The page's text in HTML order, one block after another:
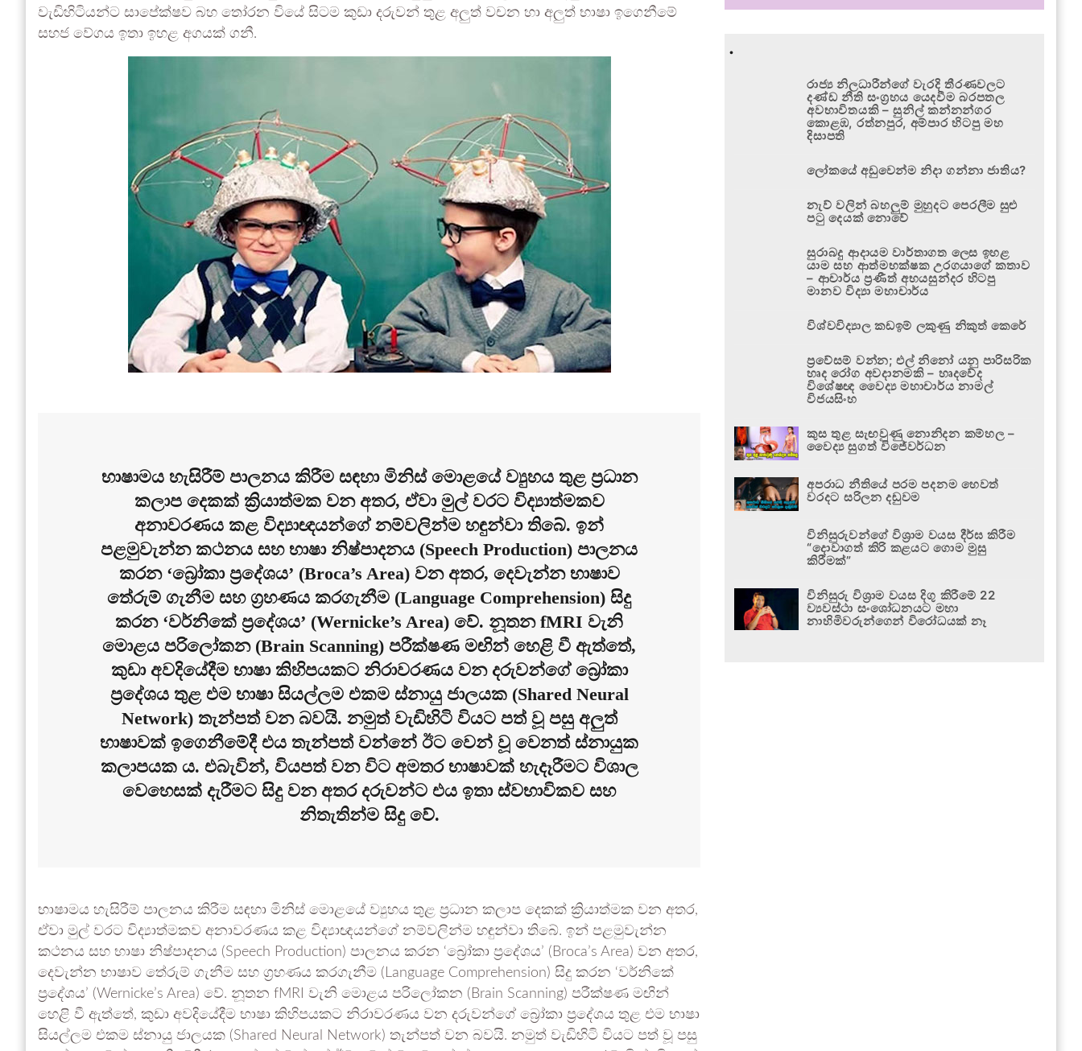
වැඩිහිටියන්ට සාපේක්ෂව බහ තෝරන වියේ සිටම කුඩා දරුවන් තුළ අලුත් වචන හා අලුත් භාෂා ඉගෙනීමේ
සහජ වේගය ඉතා ඉහළ අගයක් ගනී.
භාෂාමය හැසිරීම් පාලනය කිරීම සඳහා මිනිස් මොළයේ ව්‍යුහය තුළ ප්‍රධාන
කලාප දෙකක් ක්‍රියාත්මක වන අතර, ඒවා මුල් වරට විද්‍යාත්මකව
අනාවරණය කළ විද්‍යාඥයන්ගේ නම්වලින්ම හඳුන්වා තිබේ. ඉන්
පළමුවැන්න කථනය සහ භාෂා නිෂ්පාදනය (Speech Production) පාලනය
කරන ‘බ්‍රෝකා ප්‍රදේශය’ (Broca’s Area) වන අතර, දෙවැන්න භාෂාව
තේරුම් ගැනීම සහ ග්‍රහණය කරගැනීම (Language Comprehension) සිදු
කරන ‘වර්නිකේ ප්‍රදේශය’ (Wernicke’s Area) වේ. නූතන fMRI වැනි
මොළය පරිලෝකන (Brain Scanning) පරීක්ෂණ මඟින් හෙළි වී ඇත්තේ,
කුඩා අවදියේදීම භාෂා කිහිපයකට නිරාවරණය වන දරුවන්ගේ බ්‍රෝකා
ප්‍රදේශය තුළ එම භාෂා සියල්ලම එකම ස්නායු ජාලයක (Shared Neural
Network) තැන්පත් වන බවයි. නමුත් වැඩිහිටි වියට පත් වූ පසු අලුත්
භාෂාවක් ඉගෙනීමේදී එය තැන්පත් වන්නේ ඊට වෙන් වූ වෙනත් ස්නායුක
කලාපයක ය. එබැවින්, වියපත් වන විට අමතර භාෂාවක් හැදෑරීමට විශාල
වෙහෙසක් දැරීමට සිදු වන අතර දරුවන්ට එය ඉතා ස්වභාවිකව සහ
නිතැතින්ම සිදු වේ.
භාෂාමය හැසිරීම් පාලනය කිරීම සඳහා මිනිස් මොළයේ ව්‍යුහය තුළ ප්‍රධාන කලාප දෙකක් ක්‍රියාත්මක වන අතර,
ඒවා මුල් වරට විද්‍යාත්මකව අනාවරණය කළ විද්‍යාඥයන්ගේ නම්වලින්ම හඳුන්වා තිබේ. ඉන් පළමුවැන්න
කථනය සහ භාෂා නිෂ්පාදනය (Speech Production) පාලනය කරන ‘බ්‍රෝකා ප්‍රදේශය’ (Broca’s Area) වන අතර,
දෙවැන්න භාෂාව තේරුම් ගැනීම සහ ග්‍රහණය කරගැනීම (Language Comprehension) සිදු කරන ‘වර්නිකේ
ප්‍රදේශය’ (Wernicke’s Area) වේ. නූතන fMRI වැනි මොළය පරිලෝකන (Brain Scanning) පරීක්ෂණ මඟින්
හෙළි වී ඇත්තේ, කුඩා අවදියේදීම භාෂා කිහිපයකට නිරාවරණය වන දරුවන්ගේ බ්‍රෝකා ප්‍රදේශය තුළ එම භාෂා
සියල්ලම එකම ස්නායු ජාලයක (Shared Neural Network) තැන්පත් වන බවයි. නමුත් වැඩිහිටි වියට පත් වූ පසු
.
රාජ්‍ය නිලධාරීන්ගේ වැරදි තීරණවලට
දණ්ඩ නීති සංග්‍රහය යෙදවීම බරපතල
අවභාවිතයකි – සුනිල් කන්නන්ගර
කොළඹ, රත්නපුර, අම්පාර හිටපු මහ
දිසාපති
ලෝකයේ අඩුවෙන්ම නිදා ගන්නා ජාතිය?
නැව් වලින් බහලුම් මුහුදට පෙරලීම සුළු
පටු දෙයක් නොවේ
සුරාබදු ආදායම වාර්තාගත ලෙස ඉහළ
යාම සහ ආත්මභක්ෂක උරගයාගේ කතාව
– ආචාර්ය ප්‍රණීත් අභයසුන්දර හිටපු
මානව විද්‍යා මහාචාර්ය
විශ්වවිද්‍යාල කඩඉම් ලකුණු නිකුත් කෙරේ
ප්‍රවේසම් වන්න; එල් නිනෝ යනු පාරිසරික
හෘද රෝග අවදානමකි – හෘදවේද
විශේෂඥ වෛද්‍ය මහාචාර්ය නාමල්
විජයසිංහ
කුස තුළ සැඟවුණු නොනිදන කම්හල –
වෛද්‍ය සුගත් විජේවර්ධන
අපරාධ නීතියේ පරම පදනම හෙවත්
වරදට සරිලන දඬුවම
විනිසුරුවන්ගේ විශ්‍රාම වයස දීර්ඝ කිරීම
“දොවාගත් කිරි කළයට ගොම මුසු
කිරීමක්”
විනිසුරු විශ්‍රාම වයස දිගු කිරීමේ 22
ව්‍යවස්ථා සංශෝධනයට මහා
නාහිමිවරුන්ගෙන් විරෝධයක් නෑ